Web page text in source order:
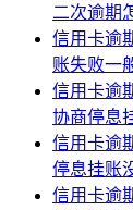
二次逾期
信用卡逾
账失败一
信用卡逾
协商停息
信用卡逾
停息挂账
信用卡逾